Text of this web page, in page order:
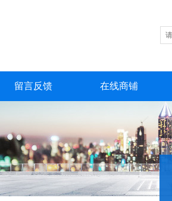
留言反馈 在线商铺